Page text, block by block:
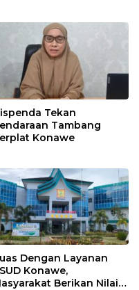
Tekan
Tambang
Konawe
Dengan Layanan
Konawe,
Berikan Nilai